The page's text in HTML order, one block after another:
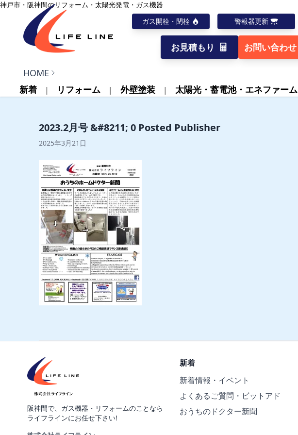
内容をスキップ
神戸市・阪神間のリフォーム・太陽光発電・ガス機器
ガス開栓・閉栓
警報器更新
株式会社ライフライン お見積もり お問い合わせ
HOME
新着
リフォーム 外壁塗装 太陽光・蓄電池・エネファーム
2023.2月号 &#8211; 0 Posted Publisher
2025年3月21日
阪神間で、ガス機器・リフォームのことなら
ライフラインにお任せ下さい!
新着
新着情報・イベント
よくあるご質問・ビットアド
おうちのドクター新聞